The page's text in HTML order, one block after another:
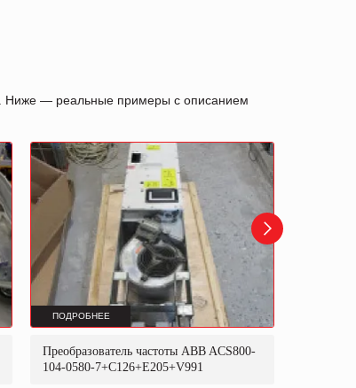
Ниже — реальные примеры с описанием
ПОДРОБНЕЕ
Преобразователь частоты ABB ACS800-
104-0580-7+C126+E205+V991